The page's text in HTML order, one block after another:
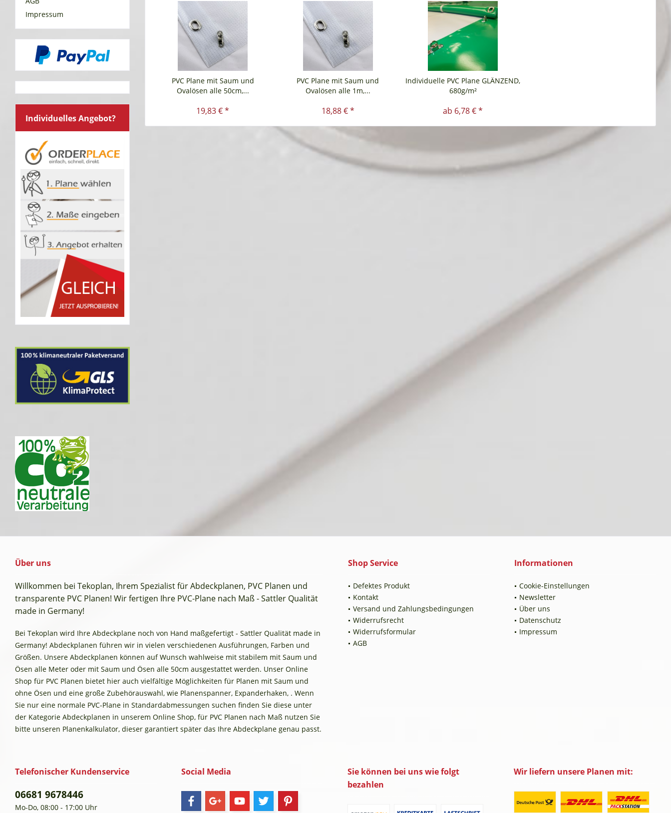
Impressum
Individuelles Angebot?
PVC Plane mit Saum und
Ovalösen alle 50cm,...
19,83 € *
PVC Plane mit Saum und
Ovalösen alle 1m,...
18,88 € *
Individuelle PVC Plane GLÄNZEND,
680g/m²
ab 6,78 € *
Über uns
Willkommen bei Tekoplan, Ihrem Spezialist für Abdeckplanen, PVC Planen und
transparente PVC Planen! Wir fertigen Ihre PVC-Plane nach Maß - Sattler Qualität
made in Germany!
Bei Tekoplan wird Ihre Abdeckplane noch von Hand maßgefertigt - Sattler Qualität made in
Germany! Abdeckplanen führen wir in vielen verschiedenen Ausführungen, Farben und
Größen. Unsere Abdeckplanen können auf Wunsch wahlweise mit stabilem mit Saum und
Ösen alle Meter oder mit Saum und Ösen alle 50cm ausgestattet werden. Unser Online
Shop für PVC Planen bietet hier auch vielfältige Möglichkeiten für Planen mit Saum und
ohne Ösen und eine große Zubehörauswahl, wie Planenspanner, Expanderhaken, . Wenn
Sie nur eine normale PVC-Plane in Standardabmessungen suchen finden Sie diese unter
der Kategorie Abdeckplanen in unserem Online Shop, für PVC Planen nach Maß nutzen Sie
bitte unseren Planenkalkulator, dieser garantiert später das Ihre Abdeckplane genau passt.
Shop Service
Defektes Produkt
Kontakt
Versand und Zahlungsbedingungen
Widerrufsrecht
Widerrufsformular
AGB
Informationen
Cookie-Einstellungen
Newsletter
Über uns
Datenschutz
Impressum
Telefonischer Kundenservice
06681 9678446
Mo-Do, 08:00 - 17:00 Uhr
Social Media
Sie können bei uns wie folgt
bezahlen
Wir liefern unsere Planen mit: